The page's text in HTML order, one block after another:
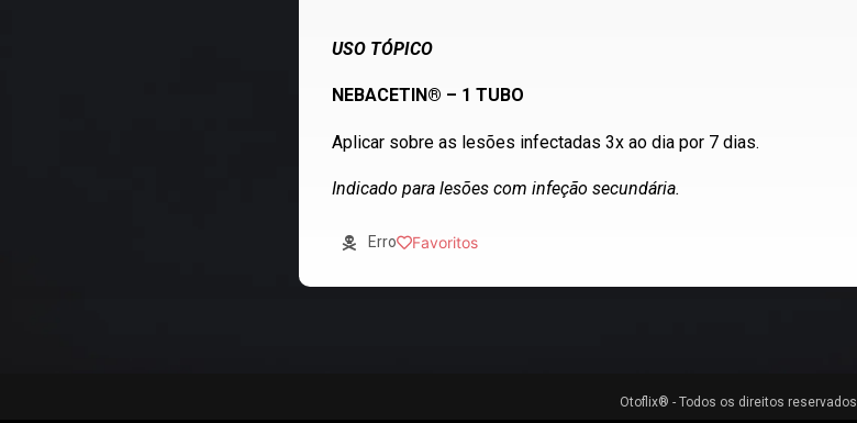
USO TÓPICO
NEBACETIN® – 1 TUBO
Aplicar sobre as lesões infectadas 3x ao dia por 7 dias.
Indicado para lesões com infeção secundária.
Erro Favoritos
Otoflix® - Todos os direitos reservados